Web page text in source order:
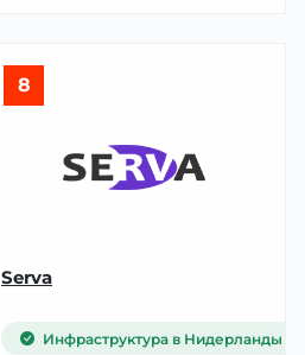
8
Serva
Инфраструктура в Нидерланды